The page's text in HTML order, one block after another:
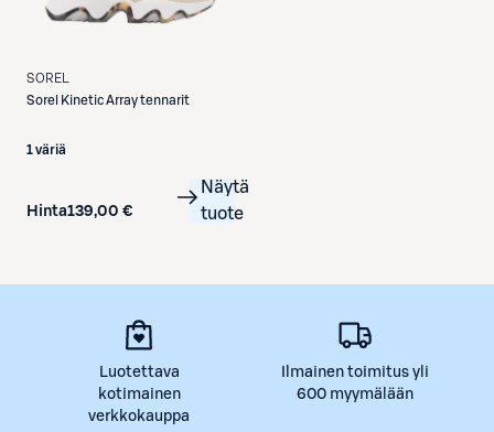
SOREL
Sorel Kinetic Array tennarit
1 väriä
Hinta139,00 €
Näytä
tuote
Luotettava
kotimainen
verkkokauppa
Ilmainen toimitus yli
600 myymälään